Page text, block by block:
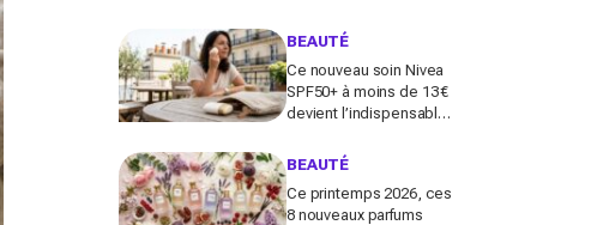
de freiner leur apparition
BEAUTÉ
Ce nouveau soin Nivea
SPF50+ à moins de 13 €
devient l’indispensable
pour éviter les dégâts du
BEAUTÉ
Ce printemps 2026, ces
8 nouveaux parfums